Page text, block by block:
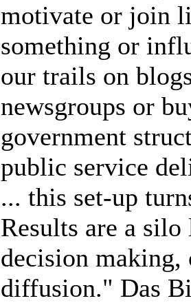
motivate or join
something or
our trails on
newsgroups or
government
public service
... this set-up
Results are a
decision making,
diffusion." Das